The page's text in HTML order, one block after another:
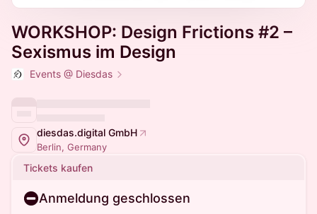
WORKSHOP: Design Frictions #2 –
Sexismus im Design
Events @ Diesdas
diesdas.digital GmbH
Berlin, Germany
Tickets kaufen
Anmeldung geschlossen